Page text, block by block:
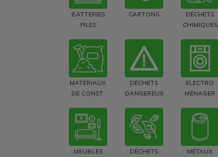
BATTERIES
PILES
CARTONS
DÉCHETS
CHIMIQUES
MATÉRIAUX
DE CONST.
DÉCHETS
DANGEREUX
ELECTRO
MÉNAGER
MEUBLES
DÉCHETS
MÉTAUX